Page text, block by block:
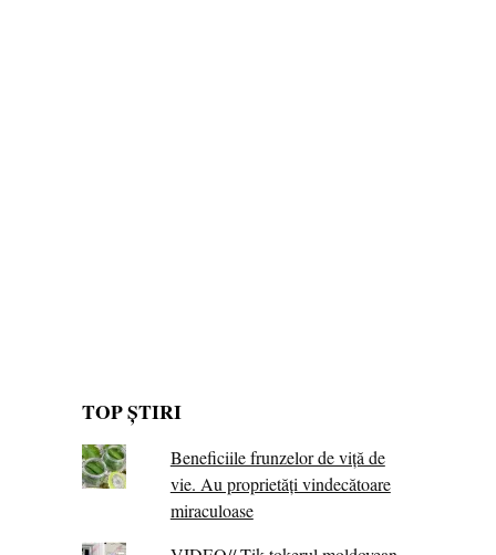
TOP ȘTIRI
Beneficiile frunzelor de viță de
vie. Au proprietăţi vindecătoare
miraculoase